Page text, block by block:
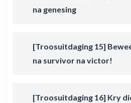
na genesing
[Troosuitdaging 15]
na survivor na victor!
[Troosuitdaging 16] Kry